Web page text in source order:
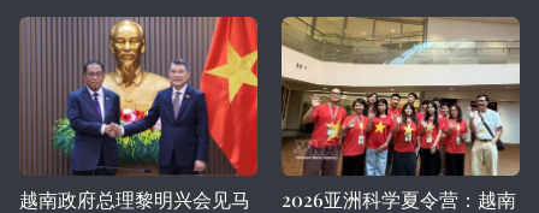
越南政府总理黎明兴会见马
2026亚洲科学夏令营：越南